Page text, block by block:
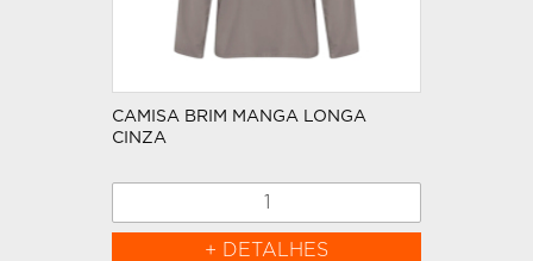
CAMISA BRIM MANGA LONGA
CINZA
+ DETALHES